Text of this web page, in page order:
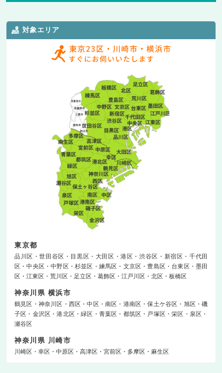
対象エリア
東京都
品川区 世田谷区 目黒区 大田区 港区 渋谷区 新宿区
千代田
区
中央区 中野区 杉並区 練馬区 文京区 豊島区 台東区
墨田
区
江東区 荒川区 足立区 葛飾区 江戸川区 北区 板橋区
神奈川県 横浜市
鶴見区 神奈川区 西区 中区 南区 港南区 保土ケ谷区 旭区
磯
子区
金沢区 港北区 緑区 青葉区 都筑区 戸塚区 栄区
泉区
瀬谷区
神奈川県 川崎市
川崎区 幸区 中原区 高津区 宮前区 多摩区 麻生区